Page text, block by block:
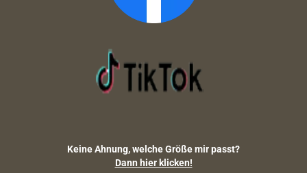
Keine Ahnung, welche Größe mir passt?
Dann hier klicken!